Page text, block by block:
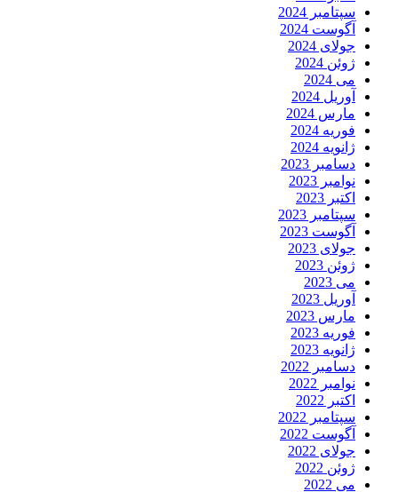
سپتامبر 2024
آگوست 2024
جولای 2024
ژوئن 2024
می 2024
آوریل 2024
مارس 2024
فوریه 2024
ژانویه 2024
دسامبر 2023
نوامبر 2023
اکتبر 2023
سپتامبر 2023
آگوست 2023
جولای 2023
ژوئن 2023
می 2023
آوریل 2023
مارس 2023
فوریه 2023
ژانویه 2023
دسامبر 2022
نوامبر 2022
اکتبر 2022
سپتامبر 2022
آگوست 2022
جولای 2022
ژوئن 2022
می 2022